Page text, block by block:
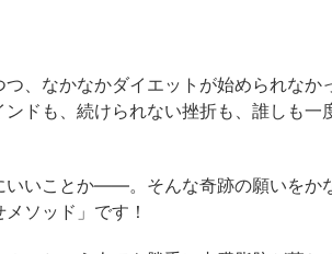
、なかなかダイエットが始められなか
ドも、続けられない挫折も、誰しも一
いいことか――。そんな奇跡の願いをか
ソッド」です！